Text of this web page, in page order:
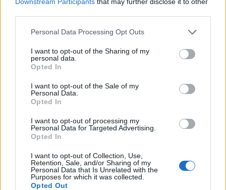
Please note that this website/app uses one or more Google
not limited to your visit or usage behaviour. You may click to
grant or deny consent to Google and its third-party tags to
use your data for below specified purposes in below Google
consent section.
Personal Data Processing Opt Outs
I want to opt-out of the Sharing of my
personal data.
Opted In
I want to opt-out of the Sale of my
Personal Data.
Opted In
I want to opt-out of processing my
Personal Data for Targeted Advertising.
Opted In
I want to opt-out of Collection, Use,
Retention, Sale, and/or Sharing of my
Personal Data that Is Unrelated with the
Purposes for which it was collected.
Opted Out
anuncia al mundo que es Adolf Hitler